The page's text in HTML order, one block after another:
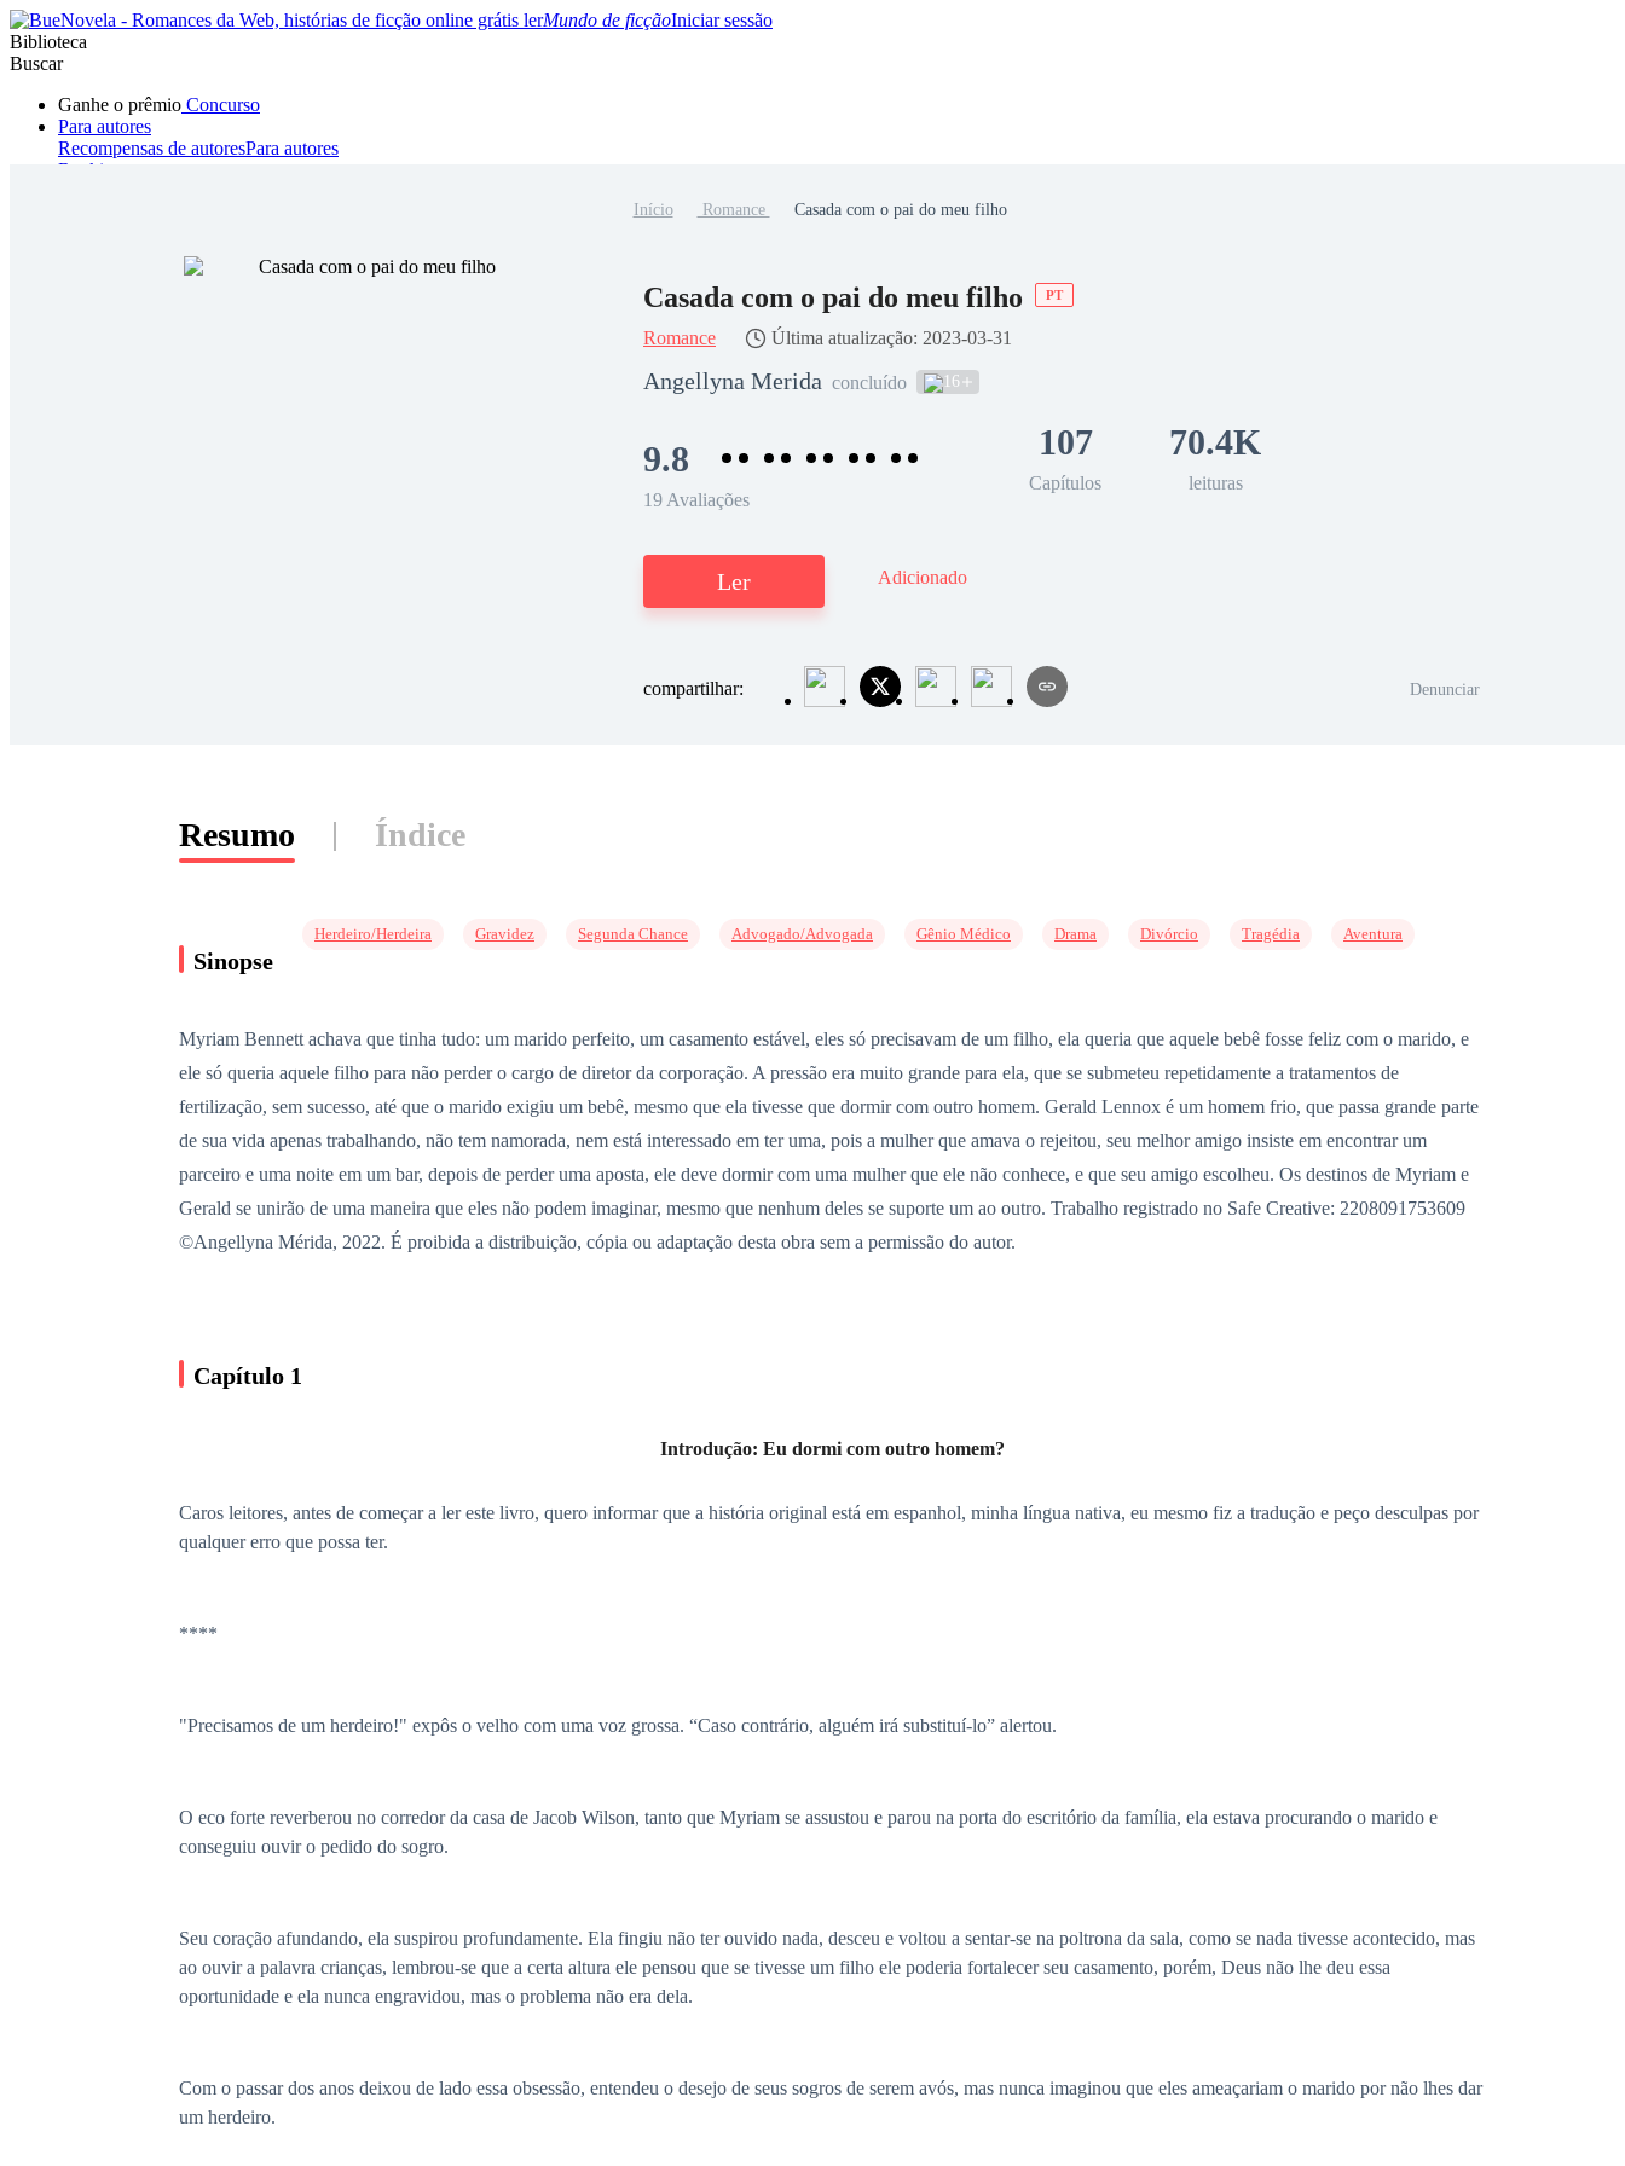
Mundo de ficçãoIniciar sessão
Biblioteca
Buscar
Ganhe o prêmio Concurso
Para autores
Recompensas de autoresPara autores
Ranking
Hombre lobo Mafia Fantasía Urbano
Início Romance Casada com o pai do meu filho
Casada com o pai do meu filho PT
Romance Última atualização: 2023-03-31
Angellyna Merida concluído 16
9.8
19 Avaliações
107
Capítulos
70.4K
leituras
Ler Adicionado
compartilhar: Denunciar
Resumo Índice
Sinopse
Herdeiro/Herdeira Gravidez Segunda Chance Advogado/Advogada Gênio Médico Drama Divórcio Tragédia Aventura
Myriam Bennett achava que tinha tudo: um marido perfeito, um casamento estável, eles só precisavam de um filho, ela queria que aquele bebê fosse feliz com o marido, e
ele só queria aquele filho para não perder o cargo de diretor da corporação. A pressão era muito grande para ela, que se submeteu repetidamente a tratamentos de
fertilização, sem sucesso, até que o marido exigiu um bebê, mesmo que ela tivesse que dormir com outro homem. Gerald Lennox é um homem frio, que passa grande parte
de sua vida apenas trabalhando, não tem namorada, nem está interessado em ter uma, pois a mulher que amava o rejeitou, seu melhor amigo insiste em encontrar um
parceiro e uma noite em um bar, depois de perder uma aposta, ele deve dormir com uma mulher que ele não conhece, e que seu amigo escolheu. Os destinos de Myriam e
Gerald se unirão de uma maneira que eles não podem imaginar, mesmo que nenhum deles se suporte um ao outro. Trabalho registrado no Safe Creative: 2208091753609
©Angellyna Mérida, 2022. É proibida a distribuição, cópia ou adaptação desta obra sem a permissão do autor.
Capítulo 1
Introdução: Eu dormi com outro homem?
Caros leitores, antes de começar a ler este livro, quero informar que a história original está em espanhol, minha língua nativa, eu mesmo fiz a tradução e peço desculpas por
qualquer erro que possa ter.
****
"Precisamos de um herdeiro!" expôs o velho com uma voz grossa. “Caso contrário, alguém irá substituí-lo” alertou.
O eco forte reverberou no corredor da casa de Jacob Wilson, tanto que Myriam se assustou e parou na porta do escritório da família, ela estava procurando o marido e
conseguiu ouvir o pedido do sogro.
Seu coração afundando, ela suspirou profundamente. Ela fingiu não ter ouvido nada, desceu e voltou a sentar-se na poltrona da sala, como se nada tivesse acontecido, mas
ao ouvir a palavra crianças, lembrou-se que a certa altura ele pensou que se tivesse um filho ele poderia fortalecer seu casamento, porém, Deus não lhe deu essa
oportunidade e ela nunca engravidou, mas o problema não era dela.
Com o passar dos anos deixou de lado essa obsessão, entendeu o desejo de seus sogros de serem avós, mas nunca imaginou que eles ameaçariam o marido por não lhes dar
um herdeiro.